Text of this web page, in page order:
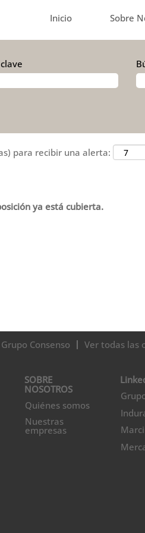
Inicio Sobre
para recibir una alerta:
ya está cubierta.
Consenso Ver todas las
SOBRE
NOSOTROS
Quiénes somos
Nuestras
empresas